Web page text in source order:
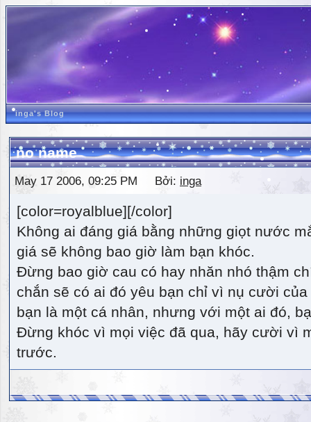
inga's Blog
no name
May 17 2006, 09:25 PM Bởi: inga
[color=royalblue][/color]
Không ai đáng giá bằng những giọt nước
giá sẽ không bao giờ làm bạn khóc.
Đừng bao giờ cau có hay nhăn nhó thậm
chắn sẽ có ai đó yêu bạn chỉ vì nụ cười
bạn là một cá nhân, nhưng với một ai đó,
Đừng khóc vì mọi việc đã qua, hãy cười vì
trước.